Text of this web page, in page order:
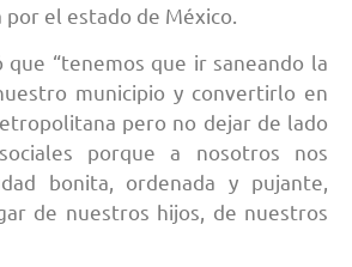
el estado de México.
que “tenemos que ir saneando la
municipio y convertirlo en
pero no dejar de lado
porque a nosotros nos
bonita, ordenada y pujante,
de nuestros hijos, de nuestros